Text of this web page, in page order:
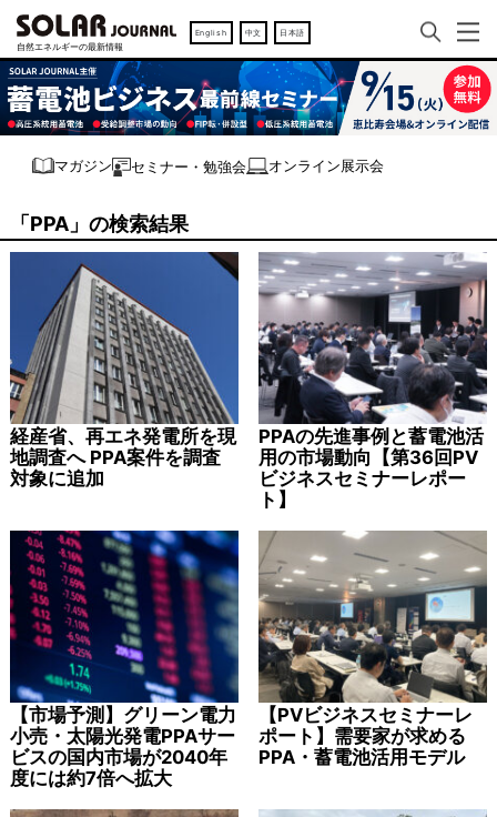
English 中文 日本語
マガジン セミナー・勉強会 オンライン展示会
「PPA」の検索結果
経産省、再エネ発電所を現
地調査へ PPA案件を調査
対象に追加
PPAの先進事例と蓄電池活
用の市場動向【第36回PV
ビジネスセミナーレポー
ト】
【市場予測】グリーン電力
小売・太陽光発電PPAサー
ビスの国内市場が2040年
度には約7倍へ拡大
【PVビジネスセミナーレ
ポート】需要家が求める
PPA・蓄電池活用モデル